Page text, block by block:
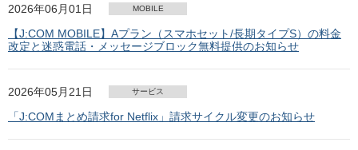
2026年06月01日 MOBILE
【J:COM MOBILE】Aプラン（スマホセット/長期タイプS）の料金
改定と迷惑電話・メッセージブロック無料提供のお知らせ
2026年05月21日 サービス
「J:COMまとめ請求for Netflix」請求サイクル変更のお知らせ